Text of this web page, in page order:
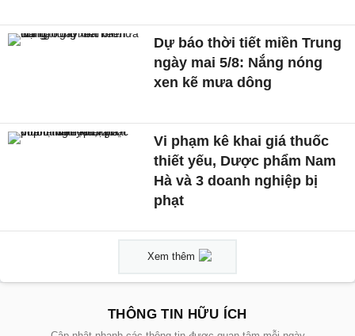
Dự báo thời tiết miền Trung
ngày mai 5/8: Nắng nóng
xen kẽ mưa dông
Vi phạm kê khai giá thuốc
thiết yếu, Dược phẩm Nam
Hà và 3 doanh nghiệp bị
phạt
Xem thêm
THÔNG TIN HỮU ÍCH